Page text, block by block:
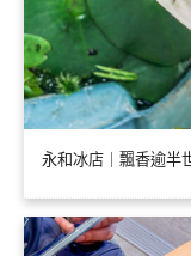
永和冰店｜飄香逾半